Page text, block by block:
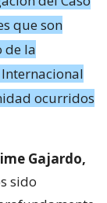
que son
de la
ocurridos
Gajardo,
sido